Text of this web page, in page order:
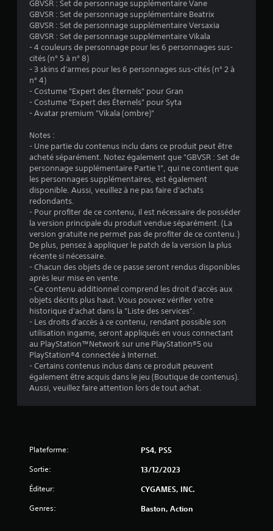
8
t
o
l
e
s
s
r
(
GBVSR : Set de personnage supplémentaire Vane
GBVSR : Set de personnage supplémentaire Beatrix
GBVSR : Set de personnage supplémentaire Versaxia
GBVSR : Set de personnage supplémentaire Vikala
- 4 couleurs de personnage pour les 6 personnages sus-
cités (n° 5 à n° 8)
- 3 skins d'armes pour les 6 personnages sus-cités (n° 2 à
n° 4)
- Costume "Expert des Éternels" pour Gran
- Costume "Expert des Éternels" pour Syta
- Avatar premium "Vikala (ombre)"
Notes :
- Une partie du contenus inclu dans ce produit peut être
acheté séparément. Notez également que "GBVSR : Set de
personnage supplémentaire Partie 1", qui ne contient que
les personnages supplémentaires, est également
disponible. Aussi, veuillez à ne pas faire d'achats
redondants.
- Pour profiter de ce contenu, il est nécessaire de posséder
la version principale du produit vendue séparément. (La
version gratuite ne permet pas de profiter de ce contenu.)
De plus, pensez à appliquer le patch de la version la plus
récente si nécessaire.
- Chacun des objets de ce passe seront rendus disponibles
après leur mise en vente.
- Ce contenu additionnel comprend les droit d'accès aux
objets décrits plus haut. Vous pouvez vérifier votre
historique d'achat dans la "Liste des services".
- Les droits d'accès à ce contenu, rendant possible son
utilisation ingame, seront appliqués en vous connectant
au PlayStation™Network sur une PlayStation®5 ou
PlayStation®4 connectée à Internet.
- Certains contenus inclus dans ce produit peuvent
également être acquis dans le jeu (Boutique de contenus).
Aussi, veuillez faire attention lors de tout achat.
Plateforme: PS4, PS5
Sortie: 13/12/2023
Éditeur: CYGAMES, INC.
Genres: Baston, Action